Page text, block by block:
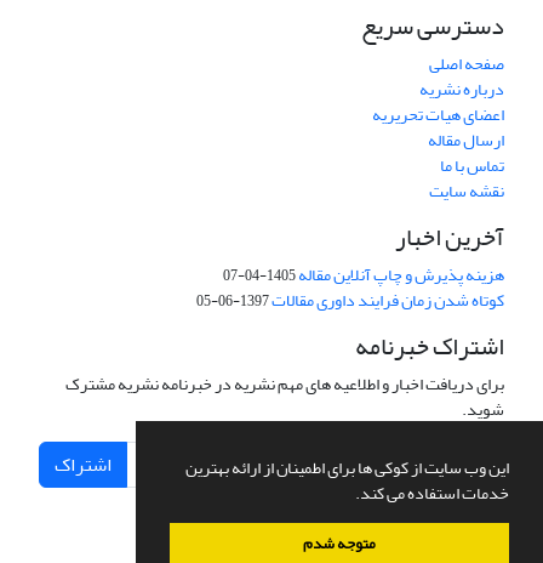
این وب سایت از کوکی ها برای اطمینان از ارائه بهترین
خدمات استفاده می کند.
متوجه شدم
دسترسی سریع
صفحه اصلی
درباره نشریه
اعضای هیات تحریریه
ارسال مقاله
تماس با ما
نقشه سایت
آخرین اخبار
هزینه پذیرش و چاپ آنلاین مقاله1405-04-07
کوتاه شدن زمان فرایند داوری مقالات1397-06-05
اشتراک خبرنامه
برای دریافت اخبار و اطلاعیه های مهم نشریه در خبرنامه نشریه مشترک
شوید.
اشتراک